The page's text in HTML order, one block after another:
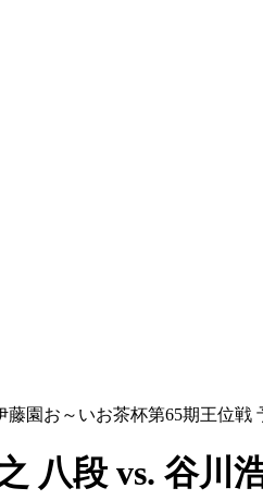
藤園お～いお茶杯第65期王位戦
八段 vs. 谷川